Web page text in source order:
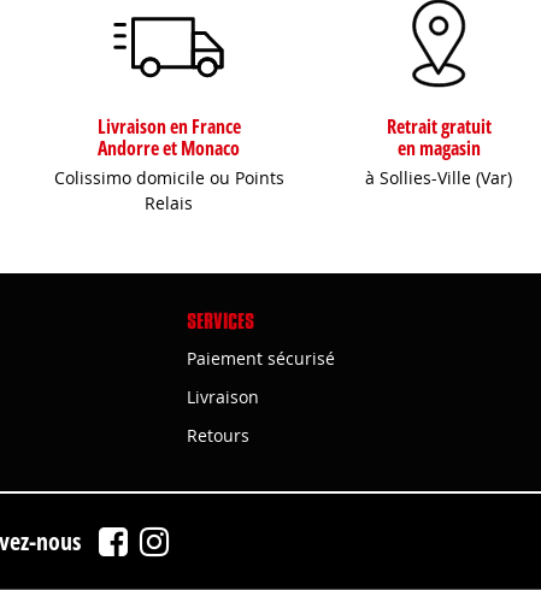
Livraison en France
Andorre et Monaco
Colissimo domicile ou Points
Relais
Retrait gratuit
en magasin
à Sollies-Ville (Var)
SERVICES
Paiement sécurisé
Livraison
Retours
nous